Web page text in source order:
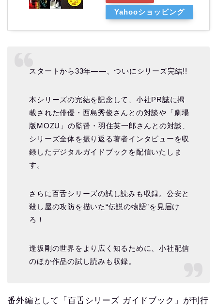
Yahooショッピング
スタートから33年――、ついにシリーズ完結!!
本シリーズの完結を記念して、小社PR誌に掲
載された俳優・西島秀俊さんとの対談や「劇場
版MOZU」の監督・羽住英一郎さんとの対談、
シリーズ全体を振り返る著者インタビューを収
録したデジタルガイドブックを配信いたしま
す。
さらに百舌シリーズの試し読みも収録。公安と
殺し屋の攻防を描いた“伝説の物語”を見届け
ろ！
逢坂剛の世界をより広く知るために、小社配信
のほか作品の試し読みも収録。
番外編として「百舌シリーズ ガイドブック」が刊行